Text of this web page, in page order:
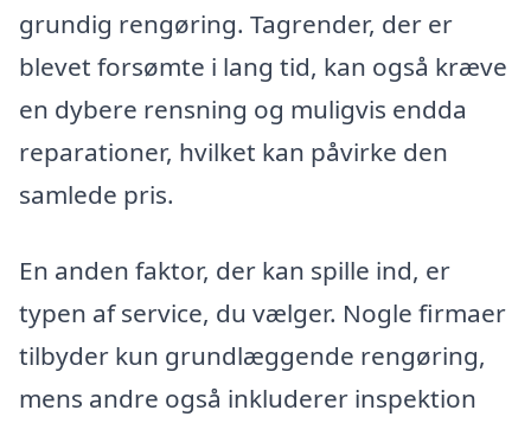
grundig rengøring. Tagrender, der er
blevet forsømte i lang tid, kan også kræve
en dybere rensning og muligvis endda
reparationer, hvilket kan påvirke den
samlede pris.
En anden faktor, der kan spille ind, er
typen af service, du vælger. Nogle firmaer
tilbyder kun grundlæggende rengøring,
mens andre også inkluderer inspektion